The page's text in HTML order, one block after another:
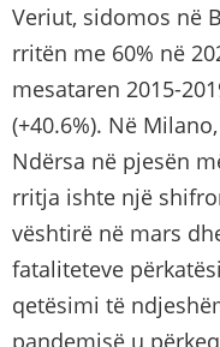
Veriut, sidomos në
rritën me 60% në
mesataren 2015-
(+40.6%). Në
Ndërsa në pjesën
rritja ishte një
vështirë në mars
fataliteteve
qetësimi të
pandemisë u